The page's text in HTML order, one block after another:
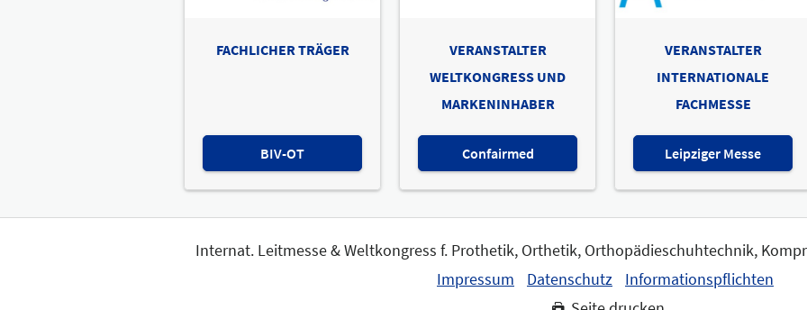
FACHLICHER TRÄGER
BIV-OT
VERANSTALTER
WELTKONGRESS UND
MARKENINHABER
Confairmed
VERANSTALTER
INTERNATIONALE
FACHMESSE
Leipziger Messe
Internat. Leitmesse & Weltkongress f. Prothetik, Orthetik, Orthopädieschuhtechnik,
Impressum
Datenschutz
Informationspflichten